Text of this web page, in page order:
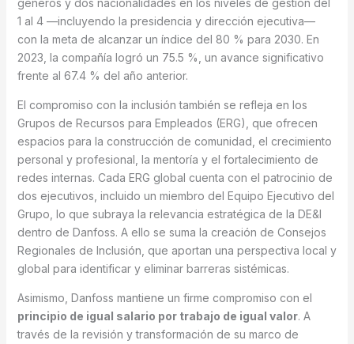
1 al 4 —incluyendo la presidencia y dirección ejecutiva—
con la meta de alcanzar un índice del 80 % para 2030. En
2023, la compañía logró un 75.5 %, un avance significativo
frente al 67.4 % del año anterior.
El compromiso con la inclusión también se refleja en los
Grupos de Recursos para Empleados (ERG), que ofrecen
espacios para la construcción de comunidad, el crecimiento
personal y profesional, la mentoría y el fortalecimiento de
redes internas. Cada ERG global cuenta con el patrocinio de
dos ejecutivos, incluido un miembro del Equipo Ejecutivo del
Grupo, lo que subraya la relevancia estratégica de la DE&I
dentro de Danfoss. A ello se suma la creación de Consejos
Regionales de Inclusión, que aportan una perspectiva local y
global para identificar y eliminar barreras sistémicas.
Asimismo, Danfoss mantiene un firme compromiso con el
principio de igual salario por trabajo de igual valor. A
través de la revisión y transformación de su marco de